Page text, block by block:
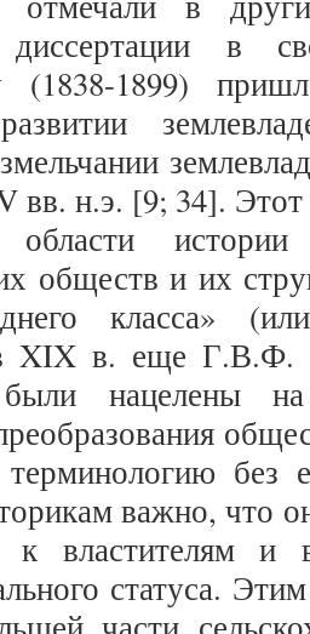
диссертации в
(1838-1899)
развитии
вв. н.э. [9; 34].
обществ и их
класса»
XIX в. еще Г.В.Ф.
были нацелены
без
важно, что
к властителям и
статуса.